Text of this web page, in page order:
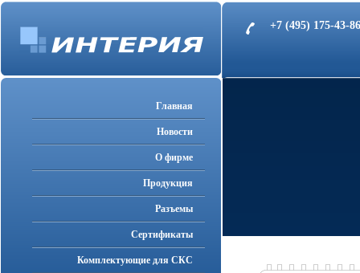
+7 (495) 175-43-
Главная
Новости
О фирме
Продукция
Разъемы
Cертификаты
Комплектующие для СКС